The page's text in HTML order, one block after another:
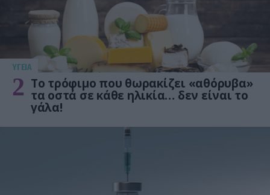
ΥΓΕΙΑ
2 Το τρόφιμο που θωρακίζει «αθόρυβα»
τα οστά σε κάθε ηλικία… δεν είναι το
γάλα!